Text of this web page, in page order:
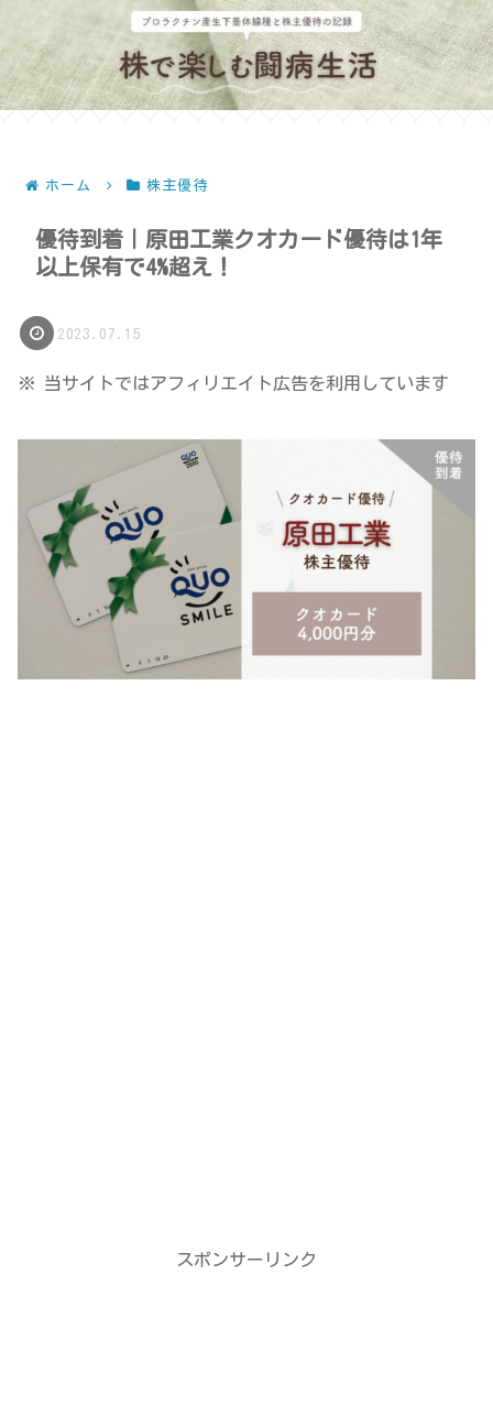
ホーム 株主優待
優待到着｜原田工業クオカード優待は1年
以上保有で4%超え！
2023.07.15
※ 当サイトではアフィリエイト広告を利用しています
スポンサーリンク